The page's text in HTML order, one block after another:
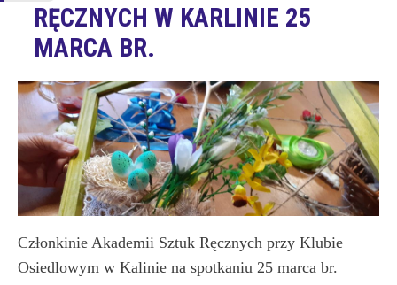
RĘCZNYCH W KARLINIE 25
MARCA BR.
Członkinie Akademii Sztuk Ręcznych przy Klubie
Osiedlowym w Kalinie na spotkaniu 25 marca br.